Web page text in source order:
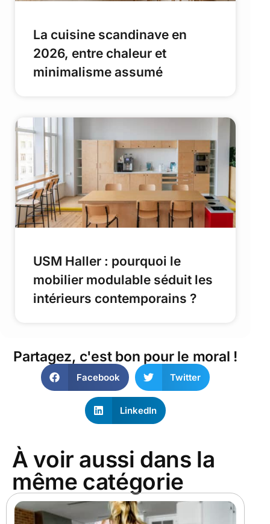
La cuisine scandinave en
2026, entre chaleur et
minimalisme assumé
USM Haller : pourquoi le
mobilier modulable séduit les
intérieurs contemporains ?
Partagez, c'est bon pour le moral !
Facebook Twitter
LinkedIn
À voir aussi dans la
même catégorie